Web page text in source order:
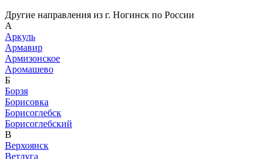
Другие направления из г. Ногинск по России
А
Аркуль
Армавир
Армизонское
Аромашево
Б
Борзя
Борисовка
Борисоглебск
Борисоглебский
В
Верхоянск
Ветлуга